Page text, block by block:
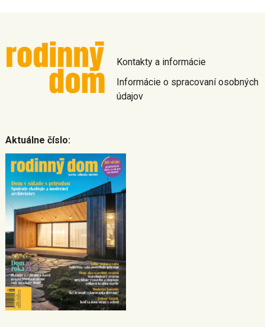
Kontakty a informácie
Informácie o spracovaní osobných
údajov
Aktuálne číslo: